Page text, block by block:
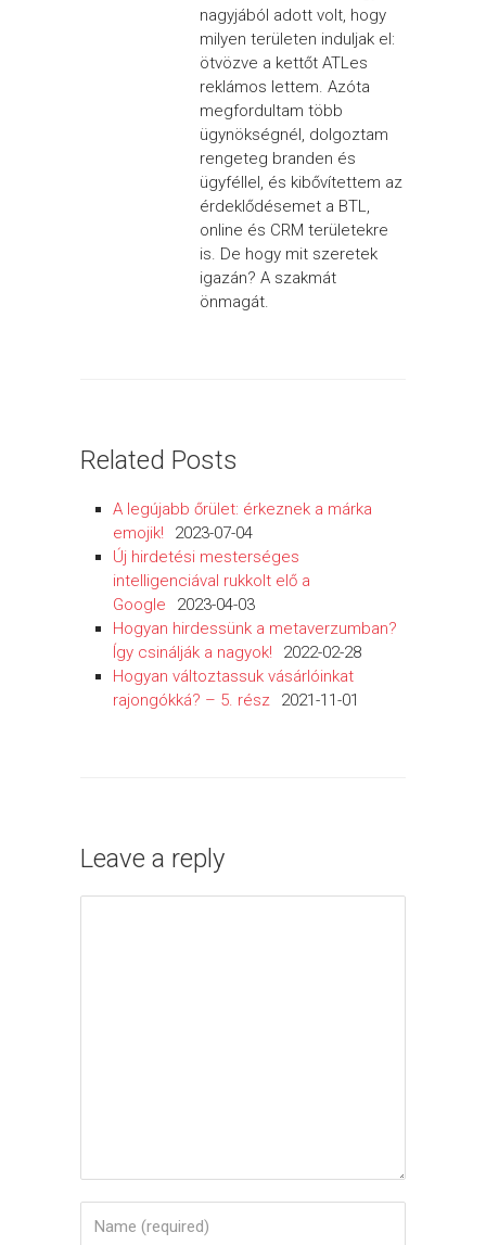
nagyjából adott volt, hogy
milyen területen induljak el:
ötvözve a kettőt ATLes
reklámos lettem. Azóta
megfordultam több
ügynökségnél, dolgoztam
rengeteg branden és
ügyféllel, és kibővítettem az
érdeklődésemet a BTL,
online és CRM területekre
is. De hogy mit szeretek
igazán? A szakmát
önmagát.
Related Posts
A legújabb őrület: érkeznek a márka
emojik!
2023-07-04
Új hirdetési mesterséges
intelligenciával rukkolt elő a
Google
2023-04-03
Hogyan hirdessünk a metaverzumban?
Így csinálják a nagyok!
2022-02-28
Hogyan változtassuk vásárlóinkat
rajongókká? – 5. rész
2021-11-01
Leave a reply